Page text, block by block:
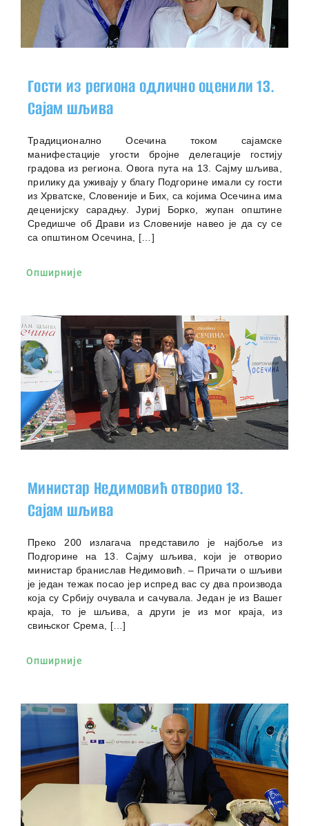
Гости из региона одлично оценили 13.
Сајам шљива
Традиционално Осечина током сајамске
манифестације угости бројне делегације гостију
градова из региона. Овога пута на 13. Сајму шљива,
прилику да уживају у благу Подгорине имали су гости
из Хрватске, Словеније и Бих, са којима Осечина има
деценијску сарадњу. Јуриј Борко, жупан општине
Средишче об Драви из Словеније навео је да су се
са општином Осечинa, […]
Опширније
Министар Недимовић отворио 13.
Сајам шљива
Преко 200 излагача представило је најбоље из
Подгорине на 13. Сајму шљива, који је отворио
министар бранислав Недимовић. – Причати о шљиви
је један тежак посао јер испред вас су два производа
која су Србију очувала и сачувала. Један је из Вашег
краја, то је шљива, а други је из мог краја, из
свињског Срема, […]
Опширније